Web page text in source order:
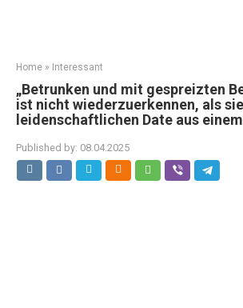
Home » Interessant
„Betrunken und mit gespreizten
ist nicht wiederzuerkennen, als
leidenschaftlichen Date aus
Published by: 08.04.2025